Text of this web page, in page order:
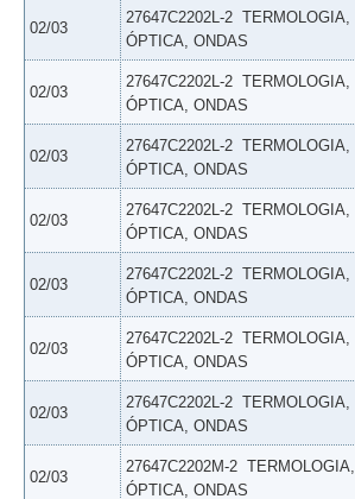
02/03
27647C2202L-2  TERMOLOGIA,
ÓPTICA, ONDAS
02/03
27647C2202L-2  TERMOLOGIA,
ÓPTICA, ONDAS
02/03
27647C2202L-2  TERMOLOGIA,
ÓPTICA, ONDAS
02/03
27647C2202L-2  TERMOLOGIA,
ÓPTICA, ONDAS
02/03
27647C2202L-2  TERMOLOGIA,
ÓPTICA, ONDAS
02/03
27647C2202L-2  TERMOLOGIA,
ÓPTICA, ONDAS
02/03
27647C2202L-2  TERMOLOGIA,
ÓPTICA, ONDAS
02/03
27647C2202M-2  TERMOLOGIA,
ÓPTICA, ONDAS